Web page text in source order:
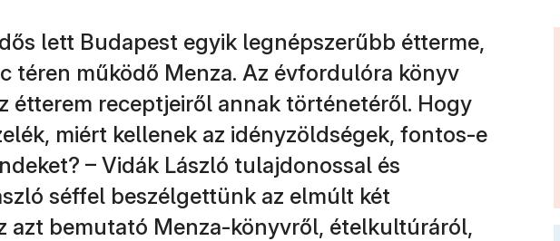
lett Budapest egyik legnépszerűbb étterme,
téren működő Menza. Az évfordulóra könyv
étterem receptjeiről annak történetéről. Hogy
miért kellenek az idényzöldségek, fontos-e
– Vidák László tulajdonossal és
séffel beszélgettünk az elmúlt két
azt bemutató Menza-könyvről, ételkultúráról,